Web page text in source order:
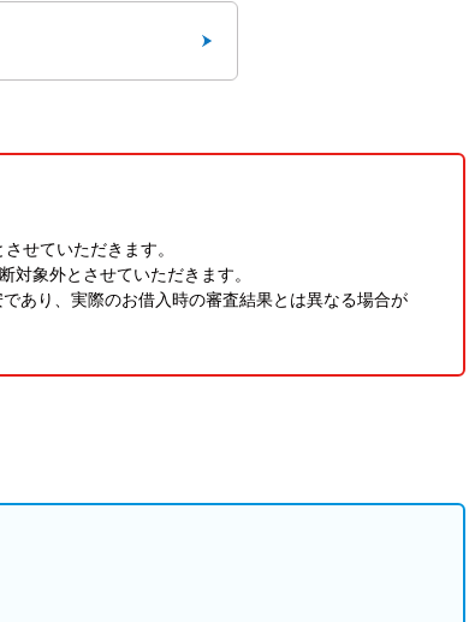
せていただきます。
対象外とさせていただきます。
あり、実際のお借入時の審査結果とは異なる場合が